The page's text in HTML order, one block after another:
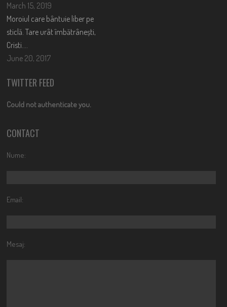
March 15, 2019
Moroiul care bântuie liber pe
sticlă. Tare urât îmbătrânești,
Cristi….
June 20, 2017
TWITTER FEED
Could not authenticate you.
CONTACT
Nume:
Email:
Mesaj: